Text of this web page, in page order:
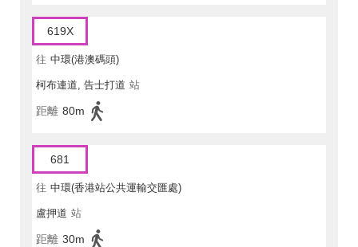
619X
往 中環(港澳碼頭)
柯布連道, 告士打道 站
距離 80m
681
往 中環(香港站公共運輸交匯處)
盧押道 站
距離 30m